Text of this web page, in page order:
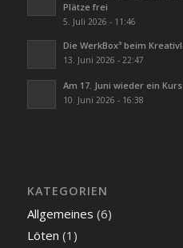
Plätze frei
5. Juli 2026 - 11:46
Die WerkBox³ beim
13. Juni 2026 - 22:47
Am 17. Juni wieder ein
10. Juni 2026 - 16:38
KATEGORIEN
Allgemeines (6)
Löten (1)